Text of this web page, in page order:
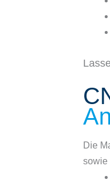
Die
sowie